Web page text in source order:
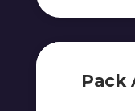
Pack